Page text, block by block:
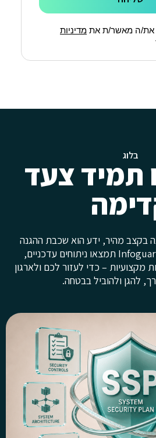
את/ה מאשר/ת את מדיניות
בלוג
תמיד צעד
בקצב מהיר, ידע הוא שכבת ההגנה
הראשונה. בבלוג של Infoguard תמצאו ניתוחים עדכניים,
מקצועיות – כדי לעזור לכם ולארגון
להגן ולהוביל בבטחה.